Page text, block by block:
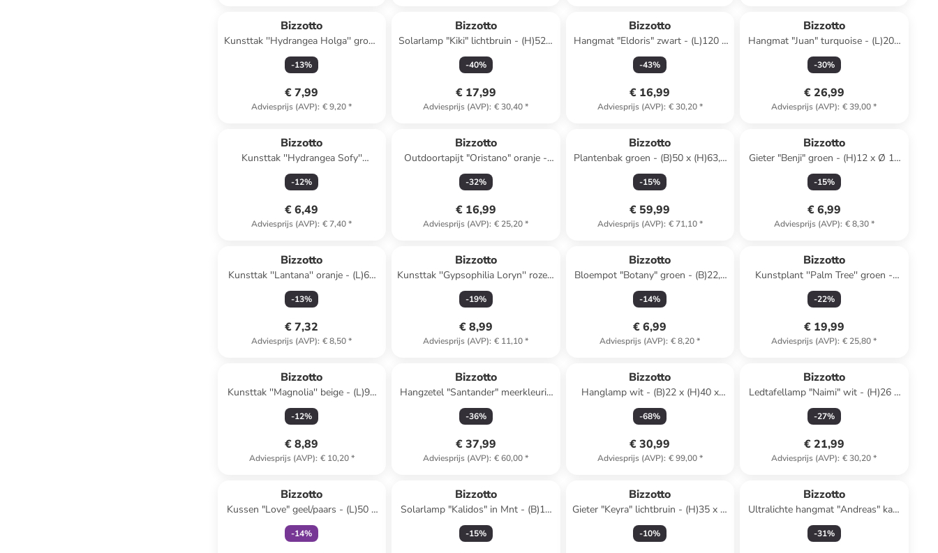
Bizzotto
Kunsttak ''Hydrangea Holga'' groen
- (L)64 cm
-13%
€ 7,99
Adviesprijs (AVP): € 9,20*
Bizzotto
Solarlamp "Kiki" lichtbruin - (H)52,5
x Ø 20 cm
-40%
€ 17,99
Adviesprijs (AVP): € 30,40*
Bizzotto
Hangmat "Eldoris" zwart - (L)120 x
(B)100 cm
-43%
€ 16,99
Adviesprijs (AVP): € 30,20*
Bizzotto
Hangmat "Juan" turquoise - (L)200
x (B)100 cm
-30%
€ 26,99
Adviesprijs (AVP): € 39,00*
Bizzotto
Kunsttak ''Hydrangea Sofy''
groen/wit - (L)52 cm
-12%
€ 6,49
Adviesprijs (AVP): € 7,40*
Bizzotto
Outdoortapijt "Oristano" oranje -
(L)180 x (B)120 cm
-32%
€ 16,99
Adviesprijs (AVP): € 25,20*
Bizzotto
Plantenbak groen - (B)50 x (H)63,5
x (D)22 cm
-15%
€ 59,99
Adviesprijs (AVP): € 71,10*
Bizzotto
Gieter "Benji" groen - (H)12 x Ø 12
cm
-15%
€ 6,99
Adviesprijs (AVP): € 8,30*
Bizzotto
Kunsttak ''Lantana'' oranje - (L)66
cm
-13%
€ 7,32
Adviesprijs (AVP): € 8,50*
Bizzotto
Kunsttak ''Gypsophilia Loryn'' roze -
(L)106 cm
-19%
€ 8,99
Adviesprijs (AVP): € 11,10*
Bizzotto
Bloempot "Botany" groen - (B)22,5
x (H)10,5 x (D)13 cm
-14%
€ 6,99
Adviesprijs (AVP): € 8,20*
Bizzotto
Kunstplant ''Palm Tree'' groen -
(L)58 cm
-22%
€ 19,99
Adviesprijs (AVP): € 25,80*
Bizzotto
Kunsttak ''Magnolia'' beige - (L)92
cm
-12%
€ 8,89
Adviesprijs (AVP): € 10,20*
Bizzotto
Hangzetel "Santander" meerkleurig
- (B)120 x (H)146 cm
-36%
€ 37,99
Adviesprijs (AVP): € 60,00*
Bizzotto
Hanglamp wit - (B)22 x (H)40 x
(D)22 cm
-68%
€ 30,99
Adviesprijs (AVP): € 99,00*
Bizzotto
Ledtafellamp "Naimi" wit - (H)26 x
Ø 8 cm
-27%
€ 21,99
Adviesprijs (AVP): € 30,20*
Bizzotto
Kussen "Love" geel/paars - (L)50 x
(B)30 cm
-14%
Bizzotto
Solarlamp "Kalidos" in Mnt - (B)14
x (H)20 x (D)14 cm
-15%
Bizzotto
Gieter "Keyra" lichtbruin - (H)35 x Ø
9,5 cm
-10%
Bizzotto
Ultralichte hangmat "Andreas" kaki
- (L)275 x (B)140 cm
-31%